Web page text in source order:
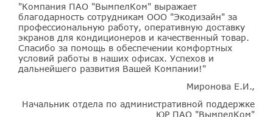
"Компания ПАО "ВымпелКом" выражает
благодарность сотрудникам ООО "Экодизайн" за
профессиональную работу, оперативную доставку
экранов для кондиционеров и качественный товар.
Спасибо за помощь в обеспечении комфортных
условий работы в наших офисах. Успехов и
дальнейшего развития Вашей Компании!"
Миронова Е.И.,
Начальник отдела по административной поддержке
ЮР ПАО "ВымпелКом"